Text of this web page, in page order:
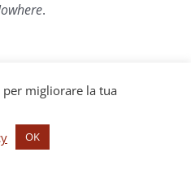
.
migliorare la tua
OK